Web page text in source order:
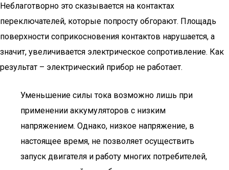
Неблаготворно это сказывается на контактах
переключателей, которые попросту обгорают. Площадь
поверхности соприкосновения контактов нарушается, а
значит, увеличивается электрическое сопротивление. Как
результат – электрический прибор не работает.
Уменьшение силы тока возможно лишь при
применении аккумуляторов с низким
напряжением. Однако, низкое напряжение, в
настоящее время, не позволяет осуществить
запуск двигателя и работу многих потребителей,